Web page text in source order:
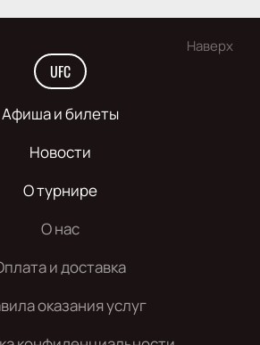
Наверх
UFC
Афиша и билеты
Новости
О турнире
О нас
и доставка
оказания услуг